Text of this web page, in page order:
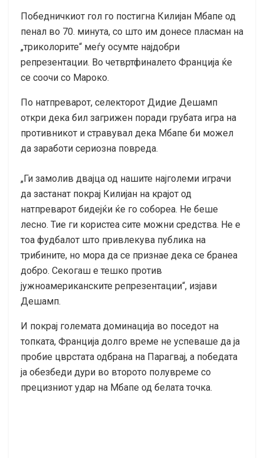
Победничкиот гол го постигна Килијан Мбапе од
пенал во 70. минута, со што им донесе пласман на
„триколорите“ меѓу осумте најдобри
репрезентации. Во четвртфиналето Франција ќе
се соочи со Мароко.
По натпреварот, селекторот Дидие Дешамп
откри дека бил загрижен поради грубата игра на
противникот и стравувал дека Мбапе би можел
да заработи сериозна повреда.
„Ги замолив двајца од нашите најголеми играчи
да застанат покрај Килијан на крајот од
натпреварот бидејќи ќе го собореа. Не беше
лесно. Тие ги користеа сите можни средства. Не е
тоа фудбалот што привлекува публика на
трибините, но мора да се признае дека се бранеа
добро. Секогаш е тешко против
јужноамериканските репрезентации“, изјави
Дешамп.
И покрај големата доминација во поседот на
топката, Франција долго време не успеваше да ја
пробие цврстата одбрана на Парагвај, а победата
ја обезбеди дури во второто полувреме со
прецизниот удар на Мбапе од белата точка.